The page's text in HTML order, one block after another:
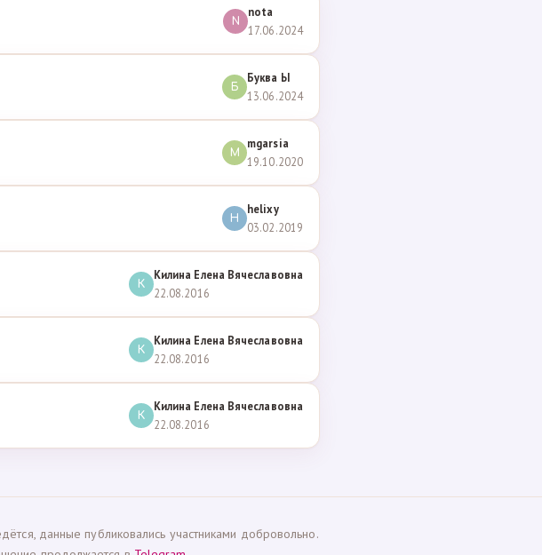
N
nota
17.06.2024
Б
Буква Ы
13.06.2024
M
mgarsia
19.10.2020
H
helixy
03.02.2019
К
Килина Елена Вячеславовна
22.08.2016
К
Килина Елена Вячеславовна
22.08.2016
К
Килина Елена Вячеславовна
22.08.2016
данные публиковались участниками добровольно.